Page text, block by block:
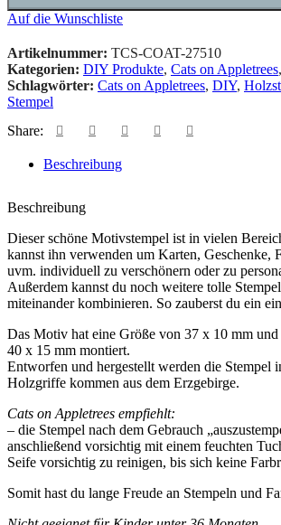
Auf die Wunschliste
Artikelnummer: TCS-COAT-27510
Kategorien: DIY Produkte, Cats on Appletrees,
Schlagwörter: Cats on Appletrees, DIY,
Stempel
Share:
Beschreibung
Beschreibung
Dieser schöne Motivstempel ist in vielen
kannst ihn verwenden um Karten, Geschenke,
uvm. individuell zu verschönern oder zu
Außerdem kannst du noch weitere tolle
miteinander kombinieren. So zauberst du ein
Das Motiv hat eine Größe von 37 x 10 mm
40 x 15 mm montiert.
Entworfen und hergestellt werden die Stempel
Holzgriffe kommen aus dem Erzgebirge.
Cats on Appletrees empfiehlt:
– die Stempel nach dem Gebrauch
anschließend vorsichtig mit einem feuchten
Seife vorsichtig zu reinigen, bis sich keine
Somit hast du lange Freude an Stempeln und